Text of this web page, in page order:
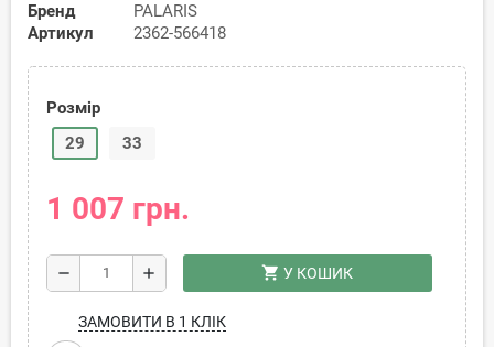
Бренд
PALARIS
Артикул
2362-566418
Розмір
29
33
1 007 грн.
remove add shopping_cart У КОШИК
ЗАМОВИТИ В 1 КЛІК